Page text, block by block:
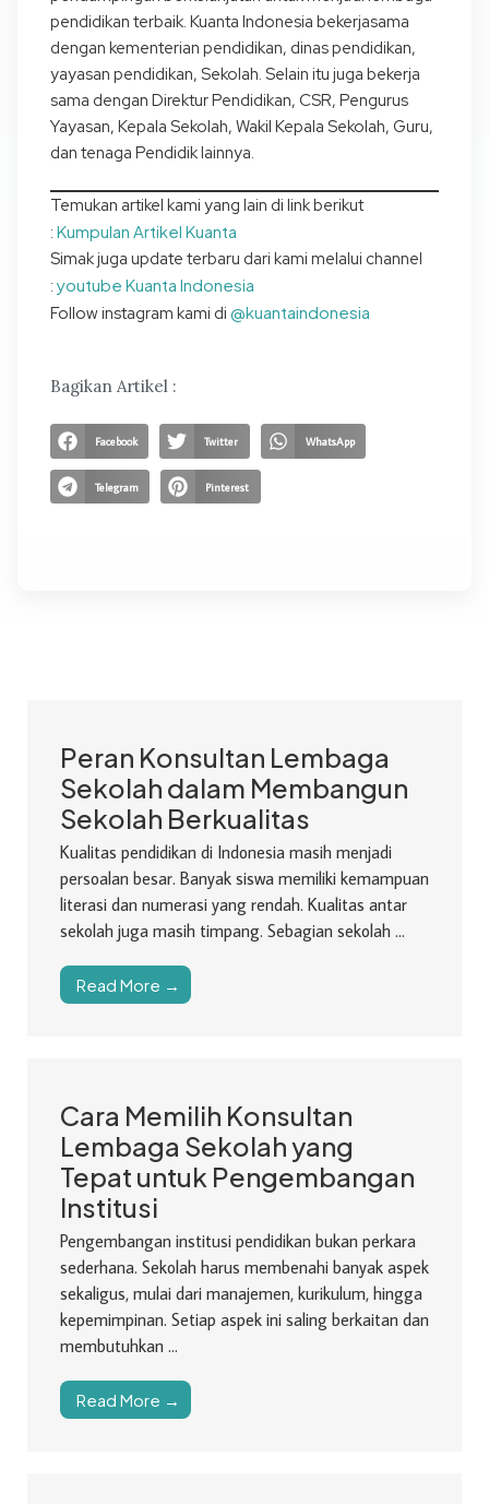
pendidikan terbaik. Kuanta Indonesia bekerjasama
dengan kementerian pendidikan, dinas pendidikan,
yayasan pendidikan, Sekolah. Selain itu juga bekerja
sama dengan Direktur Pendidikan, CSR, Pengurus
Yayasan, Kepala Sekolah, Wakil Kepala Sekolah, Guru,
dan tenaga Pendidik lainnya.
Temukan artikel kami yang lain di link berikut
: Kumpulan Artikel Kuanta
Simak juga update terbaru dari kami melalui channel
: youtube Kuanta Indonesia
Follow instagram kami di @kuantaindonesia
Bagikan Artikel :
Facebook Twitter WhatsApp
Telegram Pinterest
Peran Konsultan Lembaga
Sekolah dalam Membangun
Sekolah Berkualitas
Kualitas pendidikan di Indonesia masih menjadi
persoalan besar. Banyak siswa memiliki kemampuan
literasi dan numerasi yang rendah. Kualitas antar
sekolah juga masih timpang. Sebagian sekolah ...
Read More →
Cara Memilih Konsultan
Lembaga Sekolah yang
Tepat untuk Pengembangan
Institusi
Pengembangan institusi pendidikan bukan perkara
sederhana. Sekolah harus membenahi banyak aspek
sekaligus, mulai dari manajemen, kurikulum, hingga
kepemimpinan. Setiap aspek ini saling berkaitan dan
membutuhkan ...
Read More →